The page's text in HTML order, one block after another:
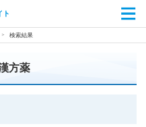
ト
検索結果
方薬